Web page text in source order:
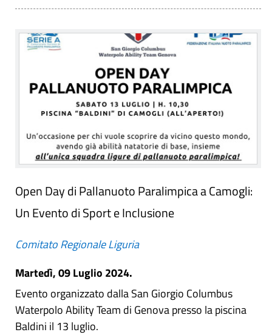
Open Day di Pallanuoto Paralimpica a Camogli:
Un Evento di Sport e Inclusione
Comitato Regionale Liguria
Martedì, 09 Luglio 2024.
Evento organizzato dalla San Giorgio Columbus
Waterpolo Ability Team di Genova presso la piscina
Baldini il 13 luglio.